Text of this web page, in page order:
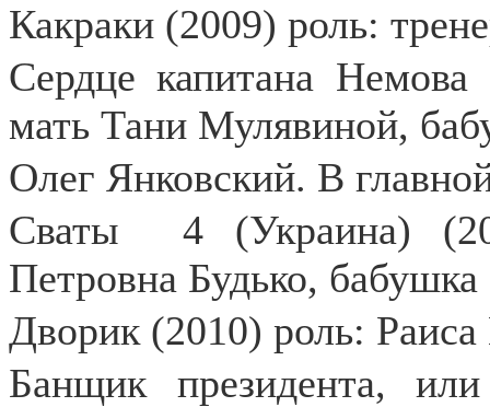
Какраки (2009) роль:
Сердце капитана
мать Тани Мулявиной,
Олег Янковский. В
Сваты
4 (Украина)
Петровна Будько,
Дворик (2010) роль:
Банщик президента,